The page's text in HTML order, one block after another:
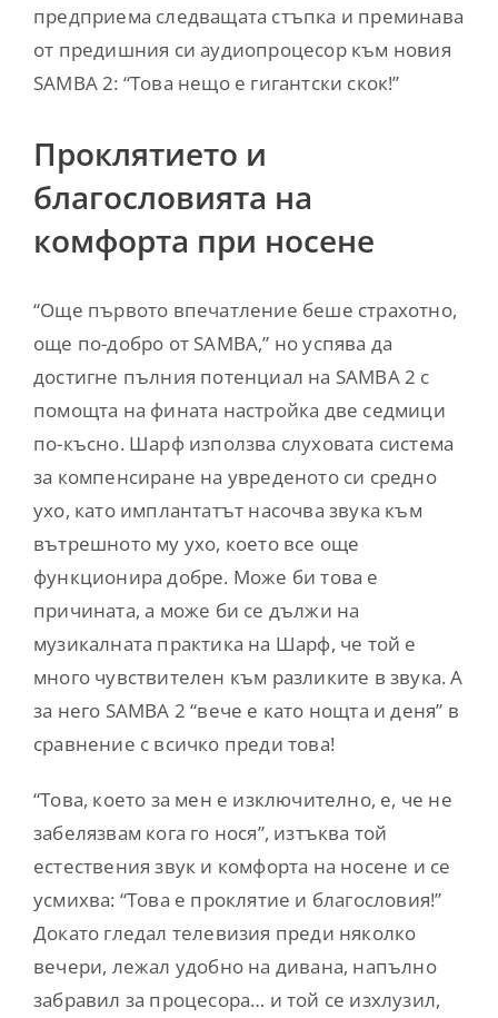
предприема следващата стъпка и преминава
от предишния си аудиопроцесор към новия
SAMBA 2: “Това нещо е гигантски скок!”
Проклятието и
благословията на
комфорта при носене
“Още първото впечатление беше страхотно,
още по-добро от SAMBA,” но успява да
достигне пълния потенциал на SAMBA 2 с
помощта на фината настройка две седмици
по-късно. Шарф използва слуховата система
за компенсиране на увреденото си средно
ухо, като имплантатът насочва звука към
вътрешното му ухо, което все още
функционира добре. Може би това е
причината, а може би се дължи на
музикалната практика на Шарф, че той е
много чувствителен към разликите в звука. А
за него SAMBA 2 “вече е като нощта и деня” в
сравнение с всичко преди това!
“Това, което за мен е изключително, е, че не
забелязвам кога го нося”, изтъква той
естествения звук и комфорта на носене и се
усмихва: “Това е проклятие и благословия!”
Докато гледал телевизия преди няколко
вечери, лежал удобно на дивана, напълно
забравил за процесора… и той се изхлузил,